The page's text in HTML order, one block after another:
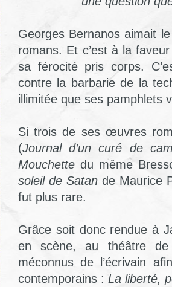
Georges Bernanos aimait
romans. Et c’est à la
sa férocité pris corps.
contre la barbarie de la
illimitée que ses pamphlets
Si trois de ses œuvres
(Journal d’un curé de
Mouchette du même
soleil de Satan de Maurice
fut plus rare.
Grâce soit donc rendue à
en scène, au théâtre de
méconnus de l’écrivain
contemporains : La liberté,